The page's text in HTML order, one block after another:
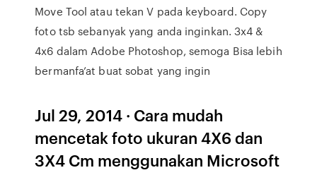
Move Tool atau tekan V pada keyboard. Copy
foto tsb sebanyak yang anda inginkan. 3x4 &
4x6 dalam Adobe Photoshop, semoga Bisa lebih
bermanfa’at buat sobat yang ingin
Jul 29, 2014 · Cara mudah
mencetak foto ukuran 4X6 dan
3X4 Cm menggunakan Microsoft